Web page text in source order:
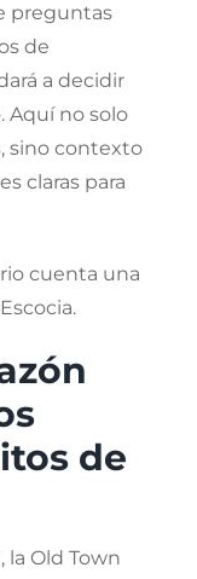
preguntas
de
a decidir
Aquí no solo
sino contexto
claras para
cuenta una
de
la Old Town